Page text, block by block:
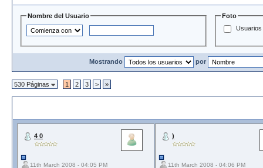
Nombre del Usuario
Foto
Usuarios
Mostrando por
530 Páginas 1 2 3 > »
4 0
11th March 2008 - 04:05 PM
)
11th March 2008 - 04:06 PM